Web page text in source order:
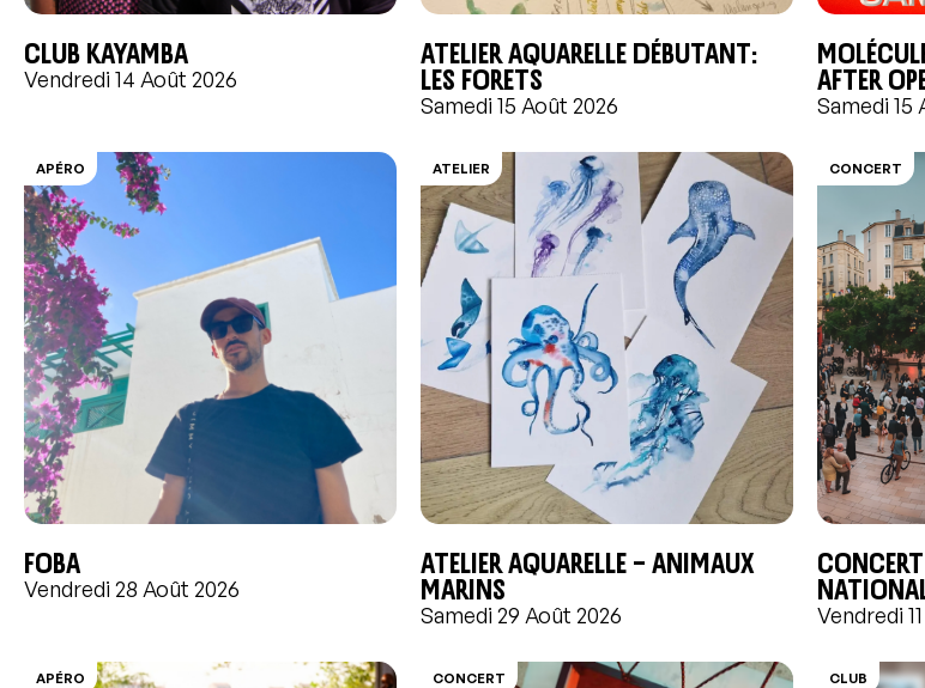
CLUB KAYAMBA
Vendredi 14 Août 2026
Atelier aquarelle débutant:
Les forets
Samedi 15 Août 2026
After
Samedi 15
APÉRO
FOBA
Vendredi 28 Août 2026
ATELIER
Atelier aquarelle – Animaux
marins
Samedi 29 Août 2026
CONCERT
Concert
Vendredi
APÉRO CONCERT CLUB